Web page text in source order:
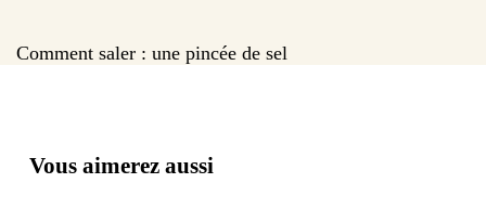
Comment saler : une pincée de sel
Vous aimerez aussi